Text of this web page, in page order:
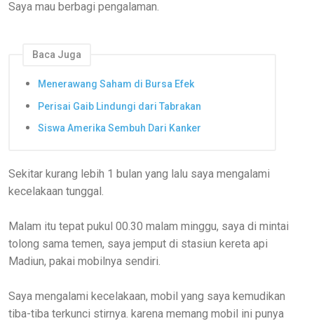
Saya mau berbagi pengalaman.
Baca Juga
Menerawang Saham di Bursa Efek
Perisai Gaib Lindungi dari Tabrakan
Siswa Amerika Sembuh Dari Kanker
Sekitar kurang lebih 1 bulan yang lalu saya mengalami
kecelakaan tunggal.
Malam itu tepat pukul 00.30 malam minggu, saya di mintai
tolong sama temen, saya jemput di stasiun kereta api
Madiun, pakai mobilnya sendiri.
Saya mengalami kecelakaan, mobil yang saya kemudikan
tiba-tiba terkunci stirnya. karena memang mobil ini punya